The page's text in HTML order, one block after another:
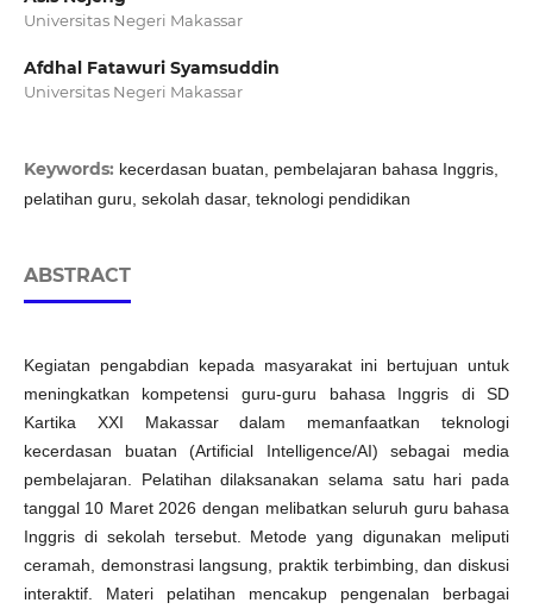
Universitas Negeri Makassar
Afdhal Fatawuri Syamsuddin
Universitas Negeri Makassar
Keywords: kecerdasan buatan, pembelajaran bahasa Inggris,
pelatihan guru, sekolah dasar, teknologi pendidikan
ABSTRACT
Kegiatan pengabdian kepada masyarakat ini bertujuan untuk
meningkatkan kompetensi guru-guru bahasa Inggris di SD
Kartika XXI Makassar dalam memanfaatkan teknologi
kecerdasan buatan (Artificial Intelligence/AI) sebagai media
pembelajaran. Pelatihan dilaksanakan selama satu hari pada
tanggal 10 Maret 2026 dengan melibatkan seluruh guru bahasa
Inggris di sekolah tersebut. Metode yang digunakan meliputi
ceramah, demonstrasi langsung, praktik terbimbing, dan diskusi
interaktif. Materi pelatihan mencakup pengenalan berbagai